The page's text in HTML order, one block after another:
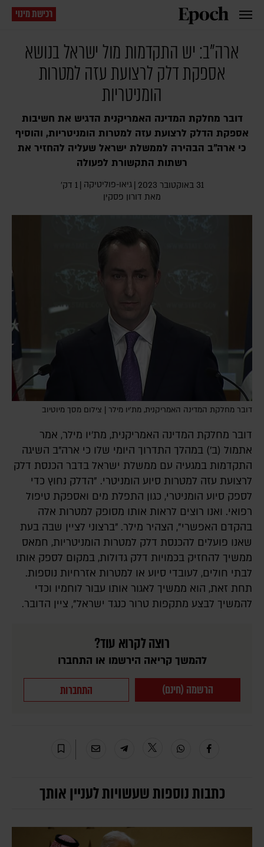
רכישת מינוי
ארה"ב: יש התקדמות מול ישראל בנושא
אספקת דלק לרצועת עזה למטרות
הומניטריות
דובר מחלקת המדינה האמריקנית הדגיש את חשיבות
אספקת הדלק לרצועת עזה למטרות הומניטריות, והוסיף
כי ארה"ב הבהירה לממשלת ישראל שעליה להחזיר את
רשתות התקשורת לפעולה
31 באוקטובר 2023 | גיאו-פוליטיקה | 1 דק׳
מאת דורון פסקין
דובר מחלקת המדינה האמריקנית, מת'יו מילר | צילום מסך מיוטיוב
דובר מחלקת המדינה האמריקנית, מת'יו מילר, אמר
אתמול (ב') במהלך התדרוך היומי שלו כי ארה"ב השיגה
התקדמות במגעיה עם ממשלת ישראל בדבר הכנסת דלק
לרצועת עזה למטרות סיוע הומניטרי. "הדלק נחוץ כדי
לספק סיוע הומניטרי, כגון התפלת מים ואספקת טיפול
רפואי. ואנו רוצים לראות אותו מסופק למטרות אלה
בהקדם האפשרי", הצהיר מילר. "ברצוני לציין שבה בעת
שאנו פועלים להכנסת דלק למטרות הומניטריות, חמאס
ממשיך להחזיק בכמויות דלק גדולות, במקום לספק אותו
לבתי חולים, לעובדי סיוע או למטרות אזרחיות נוספות.
תחת זאת, הוא ממשיך לאגור אותו עבור לוחמיו וכדי
להמשיך לבצע מתקפות טרור כנגד ישראל", ציין הדובר.
רוצה לקרוא עוד?
להמשך קריאה הירשמו או התחברו
הרשמה (חינם) התחברות
כתבות נוספות שעשויות לעניין אותך